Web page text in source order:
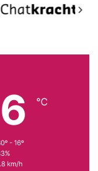
℃
- 16º
km/h